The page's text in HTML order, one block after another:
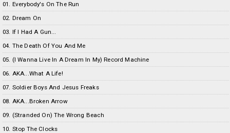
01. Everybody's On The Run
02. Dream On
03. If I Had A Gun...
04. The Death Of You And Me
05. (I Wanna Live In A Dream In My) Record Machine
06. AKA...What A Life!
07. Soldier Boys And Jesus Freaks
08. AKA...Broken Arrow
09. (Stranded On) The Wrong Beach
10. Stop The Clocks